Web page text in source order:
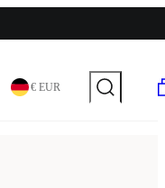
€ EUR